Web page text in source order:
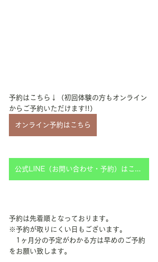
予約はこちら↓（初回体験の方もオンライン
からご予約いただけます!!）
オンライン予約はこちら
予約は先着順となっております。
※予約が取りにくい日もございます。
1ヶ月分の予定がわかる方は早めのご予約
をお願い致します。